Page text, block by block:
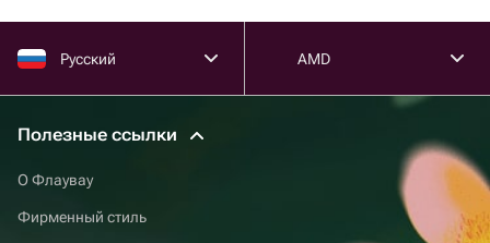
Русский AMD
Полезные ссылки
О Флаувау
Фирменный стиль